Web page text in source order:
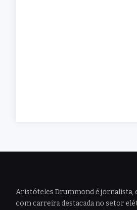
Aristóteles Drummond é
com carreira destacada no setor